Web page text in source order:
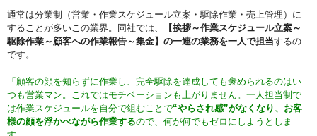
通常は分業制（営業・作業スケジュール立案・駆除作業・売上管理）に
することが多いこの業界。同社では、
【挨拶～作業スケジュール立案～
駆除作業～顧客への作業報告～集金】の一連の業務を一人で担当するの
です。
「顧客の顔を知らずに作業し、完全駆除を達成しても褒められるのはい
つも営業マン。これではモチベーションも上がりません。一人担当制で
は作業スケジュールを自分で組むことで“やらされ感”がなくなり、お客
様の顔を浮かべながら作業するので、何が何でもゼロにしようとしま